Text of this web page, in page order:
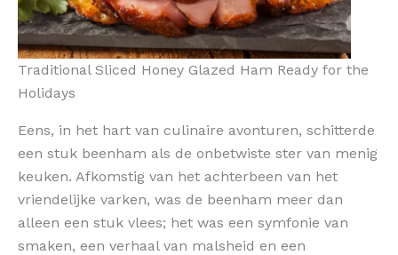
Traditional Sliced Honey Glazed Ham Ready for the
Holidays
Eens, in het hart van culinaire avonturen, schitterde
een stuk beenham als de onbetwiste ster van menig
keuken. Afkomstig van het achterbeen van het
vriendelijke varken, was de beenham meer dan
alleen een stuk vlees; het was een symfonie van
smaken, een verhaal van malsheid en een